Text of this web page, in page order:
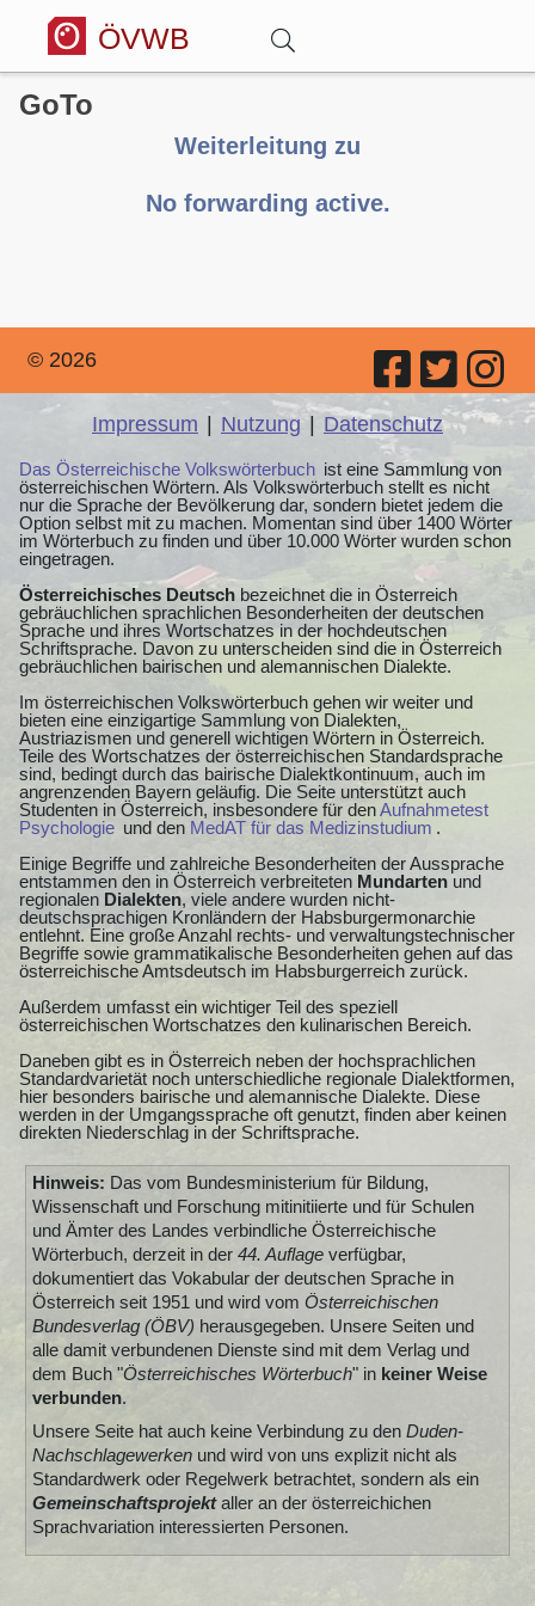
ÖVWB
Anmelden
Forum
GoTo
Weiterleitung zu
No forwarding active.
© 2026
Impressum | Nutzung | Datenschutz
Das Österreichische Volkswörterbuch ist eine Sammlung von
österreichischen Wörtern. Als Volkswörterbuch stellt es nicht
nur die Sprache der Bevölkerung dar, sondern bietet jedem die
Option selbst mit zu machen. Momentan sind über 1400 Wörter
im Wörterbuch zu finden und über 10.000 Wörter wurden schon
eingetragen.
Österreichisches Deutsch bezeichnet die in Österreich
gebräuchlichen sprachlichen Besonderheiten der deutschen
Sprache und ihres Wortschatzes in der hochdeutschen
Schriftsprache. Davon zu unterscheiden sind die in Österreich
gebräuchlichen bairischen und alemannischen Dialekte.
Im österreichischen Volkswörterbuch gehen wir weiter und
bieten eine einzigartige Sammlung von Dialekten,
Austriazismen und generell wichtigen Wörtern in Österreich.
Teile des Wortschatzes der österreichischen Standardsprache
sind, bedingt durch das bairische Dialektkontinuum, auch im
angrenzenden Bayern geläufig. Die Seite unterstützt auch
Studenten in Österreich, insbesondere für denAufnahmetest
Psychologie und den MedAT für das Medizinstudium .
Einige Begriffe und zahlreiche Besonderheiten der Aussprache
entstammen den in Österreich verbreiteten Mundarten und
regionalen Dialekten, viele andere wurden nicht-
deutschsprachigen Kronländern der Habsburgermonarchie
entlehnt. Eine große Anzahl rechts- und verwaltungstechnischer
Begriffe sowie grammatikalische Besonderheiten gehen auf das
österreichische Amtsdeutsch im Habsburgerreich zurück.
Außerdem umfasst ein wichtiger Teil des speziell
österreichischen Wortschatzes den kulinarischen Bereich.
Daneben gibt es in Österreich neben der hochsprachlichen
Standardvarietät noch unterschiedliche regionale Dialektformen,
hier besonders bairische und alemannische Dialekte. Diese
werden in der Umgangssprache oft genutzt, finden aber keinen
direkten Niederschlag in der Schriftsprache.
Hinweis: Das vom Bundesministerium für Bildung,
Wissenschaft und Forschung mitinitiierte und für Schulen
und Ämter des Landes verbindliche Österreichische
Wörterbuch, derzeit in der 44. Auflageverfügbar,
dokumentiert das Vokabular der deutschen Sprache in
Österreich seit 1951 und wird vom Österreichischen
Bundesverlag (ÖBV) herausgegeben. Unsere Seiten und
alle damit verbundenen Dienste sind mit dem Verlag und
dem Buch "Österreichisches Wörterbuch" in keiner Weise
verbunden.
Unsere Seite hat auch keine Verbindung zu den Duden-
Nachschlagewerkenund wird von uns explizit nicht als
Standardwerk oder Regelwerk betrachtet, sondern als ein
Gemeinschaftsprojektaller an der österreichichen
Sprachvariation interessierten Personen.